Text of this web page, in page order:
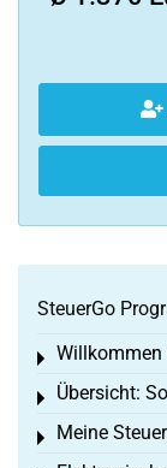
SteuerGo
Willkommen
Toggle menu
Übersicht:
Toggle menu
Meine
Toggle menu